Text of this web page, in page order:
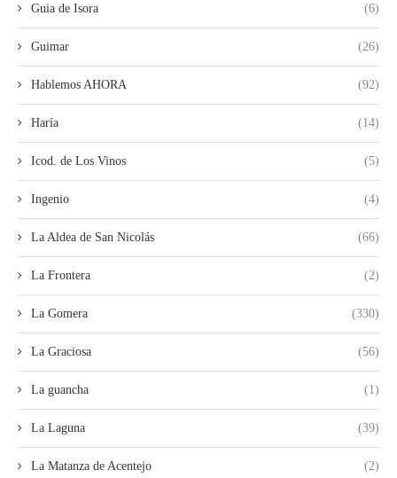
Guia de Isora (6)
Guimar (26)
Hablemos AHORA (92)
Haría (14)
Icod. de Los Vinos (5)
Ingenio (4)
La Aldea de San Nicolás (66)
La Frontera (2)
La Gomera (330)
La Graciosa (56)
La guancha (1)
La Laguna (39)
La Matanza de Acentejo (2)